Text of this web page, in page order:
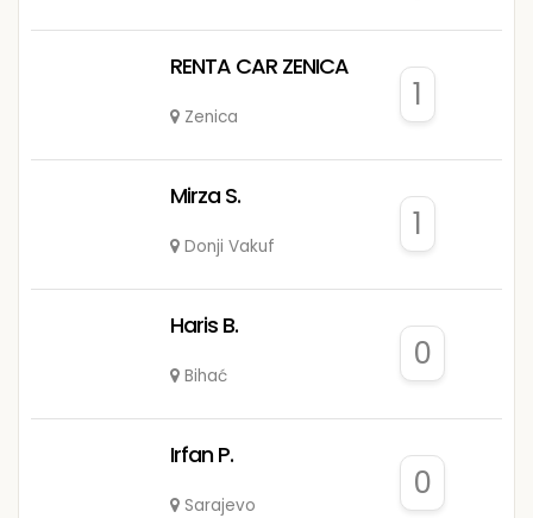
RENTA CAR ZENICA
Zenica
1
Mirza S.
Donji Vakuf
1
Haris B.
Bihać
0
Irfan P.
Sarajevo
0